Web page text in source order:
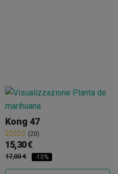
Kong 47
(20)
15,30 €
17,00 € -10%